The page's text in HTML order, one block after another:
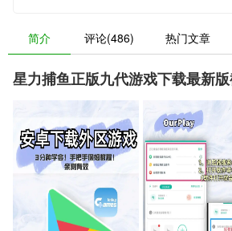
简介 评论(486) 热门文章
星力捕鱼正版九代游戏下载最新版